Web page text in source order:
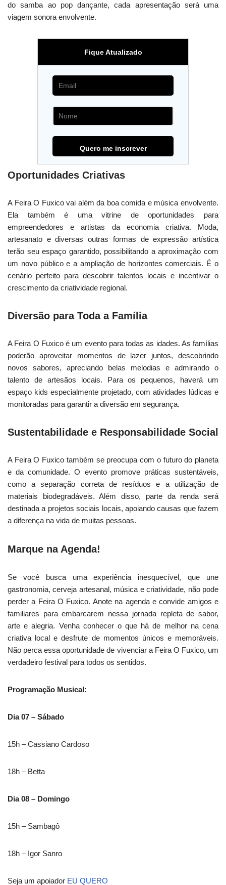
do samba ao pop dançante, cada apresentação será uma
viagem sonora envolvente.
Fique Atualizado
Oportunidades Criativas
A Feira O Fuxico vai além da boa comida e música envolvente.
Ela também é uma vitrine de oportunidades para
empreendedores e artistas da economia criativa. Moda,
artesanato e diversas outras formas de expressão artística
terão seu espaço garantido, possibilitando a aproximação com
um novo público e a ampliação de horizontes comerciais. É o
cenário perfeito para descobrir talentos locais e incentivar o
crescimento da criatividade regional.
Diversão para Toda a Família
A Feira O Fuxico é um evento para todas as idades. As famílias
poderão aproveitar momentos de lazer juntos, descobrindo
novos sabores, apreciando belas melodias e admirando o
talento de artesãos locais. Para os pequenos, haverá um
espaço kids especialmente projetado, com atividades lúdicas e
monitoradas para garantir a diversão em segurança.
Sustentabilidade e Responsabilidade Social
A Feira O Fuxico também se preocupa com o futuro do planeta
e da comunidade. O evento promove práticas sustentáveis,
como a separação correta de resíduos e a utilização de
materiais biodegradáveis. Além disso, parte da renda será
destinada a projetos sociais locais, apoiando causas que fazem
a diferença na vida de muitas pessoas.
Marque na Agenda!
Se você busca uma experiência inesquecível, que une
gastronomia, cerveja artesanal, música e criatividade, não pode
perder a Feira O Fuxico. Anote na agenda e convide amigos e
familiares para embarcarem nessa jornada repleta de sabor,
arte e alegria. Venha conhecer o que há de melhor na cena
criativa local e desfrute de momentos únicos e memoráveis.
Não perca essa oportunidade de vivenciar a Feira O Fuxico, um
verdadeiro festival para todos os sentidos.
Programação Musical:
Dia 07 – Sábado
15h – Cassiano Cardoso
18h – Betta
Dia 08 – Domingo
15h – Sambagô
18h – Igor Sanro
Seja um apoiador EU QUERO